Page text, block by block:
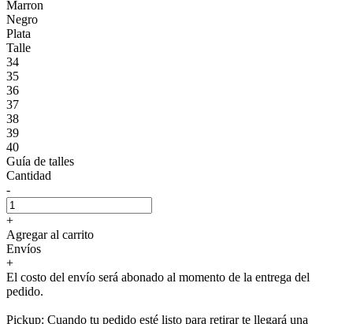
Marron
Negro
Plata
Talle
34
35
36
37
38
39
40
Guía de talles
Cantidad
-
+
Agregar al carrito
Envíos
+
El costo del envío será abonado al momento de la entrega del
pedido.
Pickup: Cuando tu pedido esté listo para retirar te llegará una